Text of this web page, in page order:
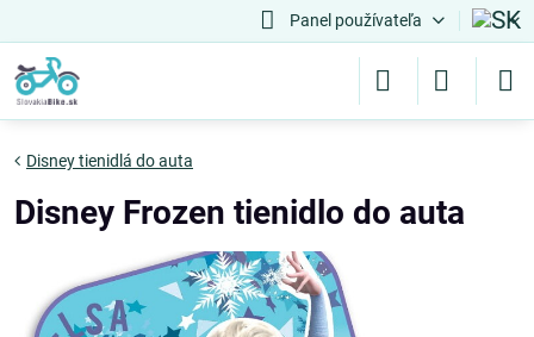
Panel používateľa
Disney tienidlá do auta
Disney Frozen tienidlo do auta